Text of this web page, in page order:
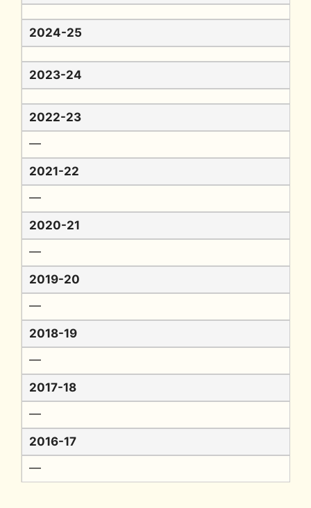
2024-25
2023-24
2022-23
━
2021-22
━
2020-21
━
2019-20
━
2018-19
━
2017-18
━
2016-17
━